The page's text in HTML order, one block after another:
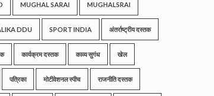
MUGHAL SARAI MUGHALSRAI
DDU SPORT INDIA अंतर्राष्ट्रीय दस्तक
कार्यक्रम दस्तक काव्य सुगंध खेल
पत्रिका मोटीवेशनल स्पीच राजनीति दस्तक